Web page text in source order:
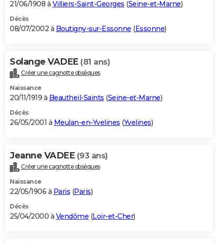
21/06/1908 à Villiers-Saint-Georges (Seine-et-Marne)
Décès
08/07/2002 à Boutigny-sur-Essonne (Essonne)
Solange VADEE (81 ans)
Créer une cagnotte obsèques
Naissance
20/11/1919 à Beautheil-Saints (Seine-et-Marne)
Décès
26/05/2001 à Meulan-en-Yvelines (Yvelines)
Jeanne VADEE (93 ans)
Créer une cagnotte obsèques
Naissance
22/05/1906 à Paris (Paris)
Décès
25/04/2000 à Vendôme (Loir-et-Cher)